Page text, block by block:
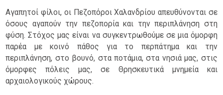
Αγαπητοί φίλοι, οι Πεζοπόροι Χαλανδρίου απευθύνονται σε
όσους αγαπούν την πεζοπορία και την περιπλάνηση στη
φύση. Στόχος μας είναι να συγκεντρωθούμε σε μια όμορφη
παρέα με κοινό πάθος για το περπάτημα και την
περιπλάνηση, στο βουνό, στα ποτάμια, στα νησιά μας, στις
όμορφες πόλεις μας, σε Θρησκευτικά μνημεία και
αρχαιολογικούς χώρους.